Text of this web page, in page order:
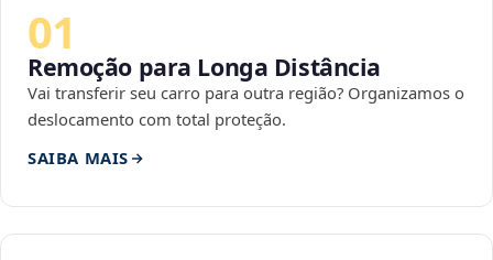
01
Remoção para Longa Distância
Vai transferir seu carro para outra região? Organizamos o
deslocamento com total proteção.
SAIBA MAIS